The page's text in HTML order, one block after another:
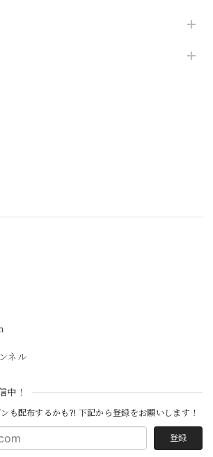
ネル
中！
も配布するかも?! 下記から登録をお願いします！
登録
ありがとうございました。
04/25